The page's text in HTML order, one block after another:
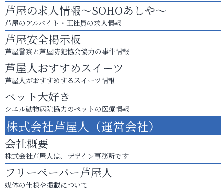
芦屋の求人情報～SOHOあしや～
芦屋のアルバイト・正社員の求人情報
芦屋安全掲示板
芦屋警察と芦屋防犯協会協力の事件情報
芦屋人おすすめスイーツ
芦屋人がおすすめするスイーツ情報
ペット大好き
シエル動物病院協力のペットの医療情報
株式会社芦屋人（運営会社）
会社概要
株式会社芦屋人は、デザイン事務所です
フリーペーパー芦屋人
媒体の仕様や掲載について